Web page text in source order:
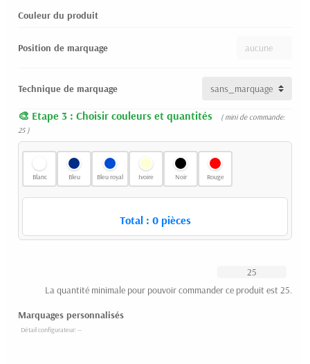
Couleur du produit
Position de marquage
Technique de marquage
Etape 3 : Choisir couleurs et quantités
( mini de commande:
25 )
Blanc Bleu Bleu royal Ivoire Noir Rouge
Total : 0pièces
La quantité minimale pour pouvoir commander ce produit est 25.
Marquages personnalisés